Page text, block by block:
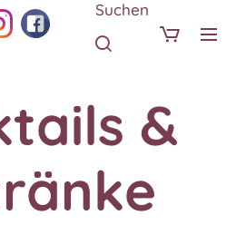
Suchen
&